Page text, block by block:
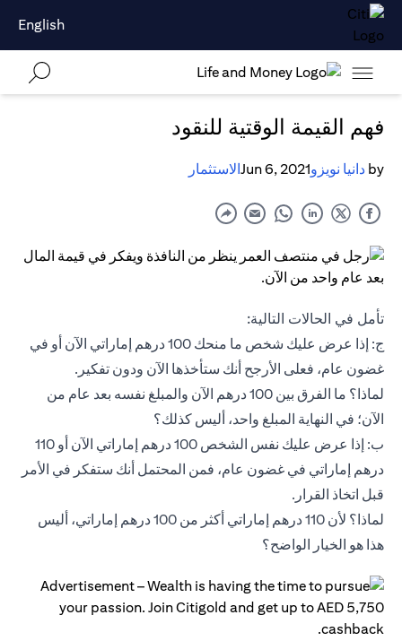
English
فهم القيمة الوقتية للنقود
by دانيا نويزوJun 6, 2021الاستثمار
تأمل في الحالات التالية:
ج: إذا عرض عليك شخص ما منحك 100 درهم إماراتي الآن أو في
غضون عام، فعلى الأرجح أنك ستأخذها الآن ودون تفكير.
لماذا؟ ما الفرق بين 100 درهم الآن والمبلغ نفسه بعد عام من
الآن؛ في النهاية المبلغ واحد، أليس كذلك؟
ب: إذا عرض عليك نفس الشخص 100 درهم إماراتي الآن أو 110
درهم إماراتي في غضون عام، فمن المحتمل أنك ستفكر في الأمر
قبل اتخاذ القرار.
لماذا؟ لأن 110 درهم إماراتي أكثر من 100 درهم إماراتي، أليس
هذا هو الخيار الواضح؟